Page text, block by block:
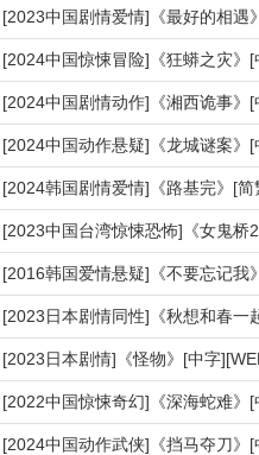
[2023中国剧情爱情]《最好的相遇
[2024中国惊悚冒险]《狂蟒之灾
[2024中国剧情动作]《湘西诡事
[2024中国动作悬疑]《龙城谜案
[2024韩国剧情爱情]《路基完》[
[2023中国台湾惊悚恐怖]《女鬼桥
[2016韩国爱情悬疑]《不要忘记我
[2023日本剧情同性]《秋想和春一
[2023日本剧情]《怪物》[中字
[2022中国惊悚奇幻]《深海蛇难》
[2024中国动作武侠]《挡马夺刀